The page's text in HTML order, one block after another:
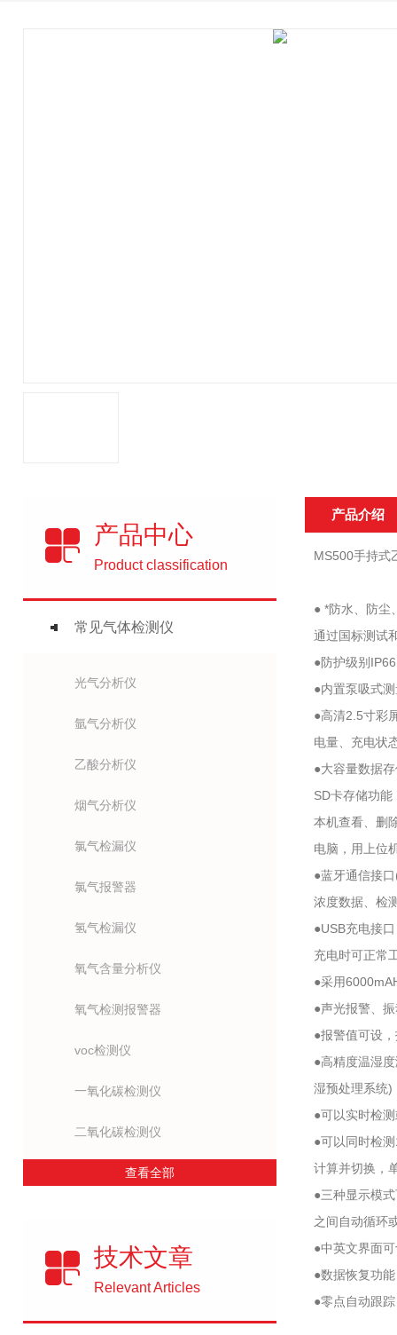
产品中心
Product classification
常见气体检测仪
光气分析仪
氩气分析仪
乙酸分析仪
烟气分析仪
氯气检漏仪
氯气报警器
氢气检漏仪
氧气含量分析仪
氧气检测报警器
voc检测仪
一氧化碳检测仪
二氧化碳检测仪
查看全部
技术文章
Relevant Articles
产品介绍
MS500手持式
● *防水、防尘
通过国标测试
●防护级别
●内置泵吸式
●高清2.5寸彩
电量、充电状
●大容量数据
SD卡存储功
本机查看、删
电脑，用上位
●蓝牙通信接
浓度数据、检
●USB充电接
充电时可正常
●采用
●声光报警、
●报警值可设
●高精度温湿
湿预处理系统)
●可以实时检
●可以同时检
计算并切换，
●三种显示模
之间自动循环
●中英文界面
●数据恢复功
●零点自动跟